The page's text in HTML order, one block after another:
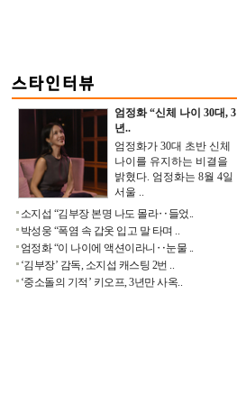
엄정화 “신체 나이 30대, 3
년..
엄정화가 30대 초반 신체
나이를 유지하는 비결을
밝혔다. 엄정화는 8월 4일
서울 ..
소지섭 “김부장 본명 나도 몰라‥들었..
박성웅 “폭염 속 갑옷 입고 말 타며 ..
엄정화 “이 나이에 액션이라니‥눈물 ..
‘김부장’ 감독, 소지섭 캐스팅 2번 ..
‘중소돌의 기적’ 키오프, 3년만 사옥..